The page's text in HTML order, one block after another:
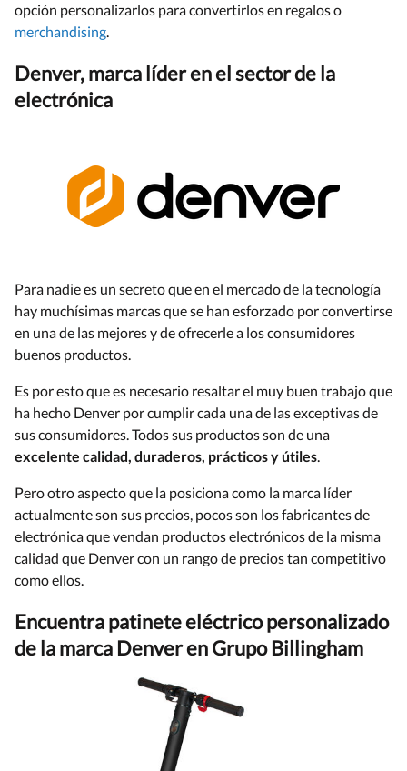
opción personalizarlos para convertirlos en regalos o
merchandising.
Denver, marca líder en el sector de la
electrónica
Para nadie es un secreto que en el mercado de la tecnología
hay muchísimas marcas que se han esforzado por convertirse
en una de las mejores y de ofrecerle a los consumidores
buenos productos.
Es por esto que es necesario resaltar el muy buen trabajo que
ha hecho Denver por cumplir cada una de las exceptivas de
sus consumidores. Todos sus productos son de una
excelente calidad, duraderos, prácticos y útiles.
Pero otro aspecto que la posiciona como la marca líder
actualmente son sus precios, pocos son los fabricantes de
electrónica que vendan productos electrónicos de la misma
calidad que Denver con un rango de precios tan competitivo
como ellos.
Encuentra patinete eléctrico personalizado
de la marca Denver en Grupo Billingham